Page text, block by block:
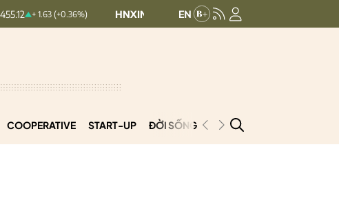
HNXINDEX: 293.44 + 0.25 (+0.09%) UPCOMINDEX:
COOPERATIVE START-UP ĐỜI SỐNG PODCAST